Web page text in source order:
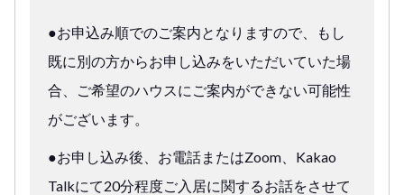
●お申込み順でのご案内となりますので、もし
既に別の方からお申し込みをいただいていた場
合、ご希望のハウスにご案内ができない可能性
がございます。
●お申し込み後、お電話またはZoom、Kakao
Talkにて20分程度ご入居に関するお話をさせて